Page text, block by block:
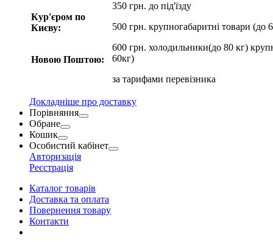
Кур'єром по
Києву:
Новою Поштою:
350 грн. до під'їзду
500 грн. крупногабаритні товари (до
600 грн. холодильники(до 80 кг)
60кг)
за тарифами перевізника
Докладніше про доставку
Порівняння
Обране
Кошик
Особистий кабінет
Авторизація
Реєстрація
Каталог товарів
Доставка та оплата
Повернення товару
Контакти